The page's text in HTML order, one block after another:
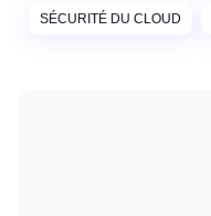
SÉCURITÉ DU CLOUD